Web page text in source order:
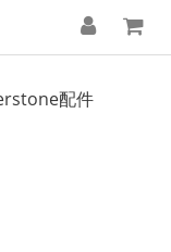
配件